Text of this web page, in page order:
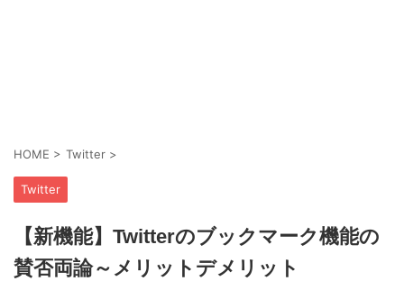
HOME > Twitter >
Twitter
【新機能】Twitterのブックマーク機能の
賛否両論～メリットデメリット